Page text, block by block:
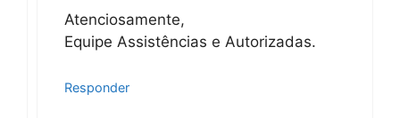
Atenciosamente,
Equipe Assistências e Autorizadas.
Responder